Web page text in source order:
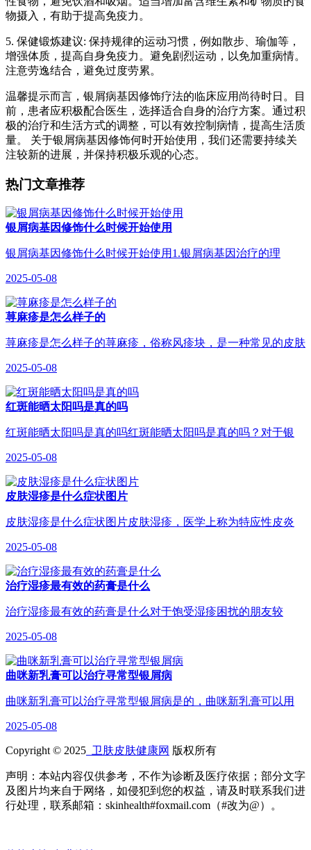
物摄入，有助于提高免疫力。
5. 保健锻炼建议: 保持规律的运动习惯，例如散步、瑜伽等，
增强体质，提高自身免疫力。避免剧烈运动，以免加重病情。
注意劳逸结合，避免过度劳累。
温馨提示而言，银屑病基因修饰疗法的临床应用尚待时日。目
前，患者应积极配合医生，选择适合自身的治疗方案。通过积
极的治疗和生活方式的调整，可以有效控制病情，提高生活质
量。 关于银屑病基因修饰何时开始使用，我们还需要持续关
注较新的进展，并保持积极乐观的心态。
热门文章推荐
银屑病基因修饰什么时候开始使用
银屑病基因修饰什么时候开始使用1.银屑病基因治疗的理
2025-05-08
荨麻疹是怎么样子的
荨麻疹是怎么样子的荨麻疹，俗称风疹块，是一种常见的皮肤
2025-05-08
红斑能晒太阳吗是真的吗
红斑能晒太阳吗是真的吗红斑能晒太阳吗是真的吗？对于银
2025-05-08
皮肤湿疹是什么症状图片
皮肤湿疹是什么症状图片皮肤湿疹，医学上称为特应性皮炎
2025-05-08
治疗湿疹最有效的药膏是什么
治疗湿疹最有效的药膏是什么对于饱受湿疹困扰的朋友较
2025-05-08
曲咪新乳膏可以治疗寻常型银屑病
曲咪新乳膏可以治疗寻常型银屑病是的，曲咪新乳膏可以用
2025-05-08
Copyright © 2025 卫肤皮肤健康网 版权所有
声明：本站内容仅供参考，不作为诊断及医疗依据；部分文字
及图片均来自于网络，如侵犯到您的权益，请及时联系我们进
行处理，联系邮箱：skinhealth#foxmail.com（#改为@）。